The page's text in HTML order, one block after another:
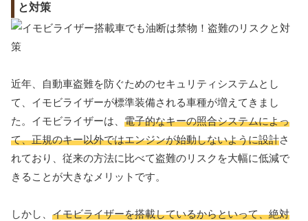
と対策
近年、自動車盗難を防ぐためのセキュリティシステムとし
て、イモビライザーが標準装備される車種が増えてきまし
た。イモビライザーは、 電子的なキーの照合システムによっ
て、正規のキー以外ではエンジンが始動しないように設計さ
れており、従来の方法に比べて盗難のリスクを大幅に低減で
きることが大きなメリットです。
しかし、 イモビライザーを搭載しているからといって、絶対